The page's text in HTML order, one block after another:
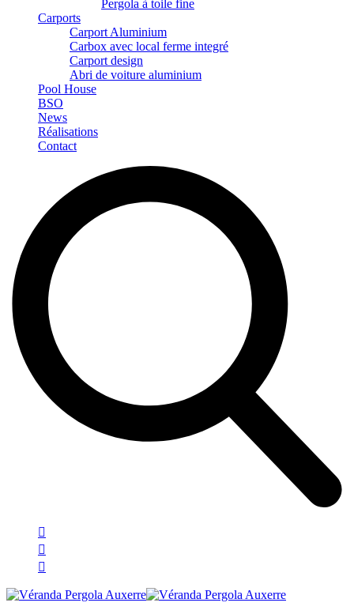
Pergola à toile fine
Carports
Carport Aluminium
Carbox avec local ferme integré
Carport design
Abri de voiture aluminium
Pool House
BSO
News
Réalisations
Contact